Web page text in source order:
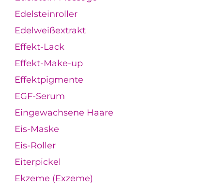
Edelsteinroller
Edelweißextrakt
Effekt-Lack
Effekt-Make-up
Effektpigmente
EGF-Serum
Eingewachsene Haare
Eis-Maske
Eis-Roller
Eiterpickel
Ekzeme (Exzeme)